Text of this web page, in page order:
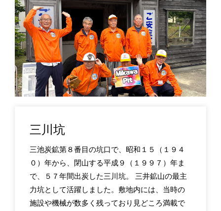
三川坑
三池炭鉱第８番目の坑口で、昭和１５（１９４
０）年から、閉山する平成９（１９９７）年ま
で、５７年間出炭した三川坑。 三井鉱山の最主
力坑として活躍しました。敷地内には、当時の
施設や機械が数多く残っており見どころ満載で